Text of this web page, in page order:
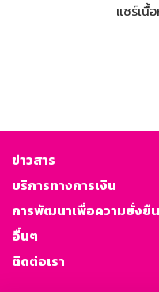
แชร์เนื้
ข่าวสาร
บริการทางการเงิน
การพัฒนาเพื่อความยั่งยืน
อื่นๆ
ติดต่อเรา